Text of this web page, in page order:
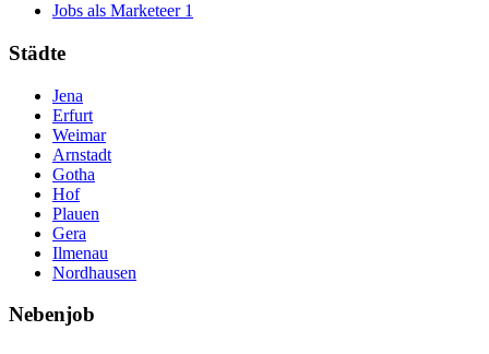
Jobs als Marketeer 1
Städte
Jena
Erfurt
Weimar
Arnstadt
Gotha
Hof
Plauen
Gera
Ilmenau
Nordhausen
Nebenjob